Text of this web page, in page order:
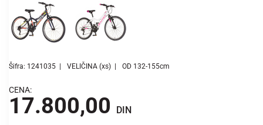
Šifra: 1241035 VELIČINA (xs) OD 132-155cm
CENA:
17.800,00 DIN